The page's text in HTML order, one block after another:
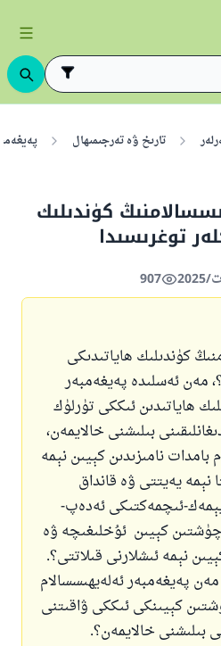
تارىخ ۋە تەرجىمىھال
كۈندىلىك
توغرىسىدا
907
كۈندىلىك ھاياتىدىكى
مەن ئەسلىدە پەيغەمبەر
ھاياتىدىن ئىككى تۈرلۈك
بىلىشنى خالايمەن،
بامدات نامىزىدىن كېيىن نېمە
نېمە يەيتتى ۋە قانداق
يېمەك-ئىچمەكتىكى ئەدەپ-
كېيىن ئۇخلىغىچە ۋە
نېمە ئىشلارنى قىلاتتى؟.
پەيغەمبەر ئەلەيھىسسالام
كېيىنكى ئىككى ۋاقىتنى
بىلىشنى خالايمەن؟.